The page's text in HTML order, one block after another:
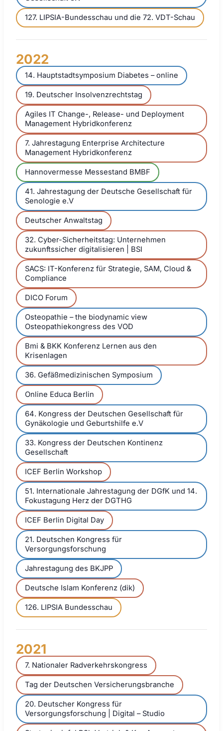
127. LIPSIA-Bundesschau und die 72. VDT-Schau
2022
14. Hauptstadtsymposium Diabetes – online
19. Deutscher Insolvenzrechtstag
Agiles IT Change-, Release- und Deployment
Management Hybridkonferenz
7. Jahrestagung Enterprise Architecture
Management Hybridkonferenz
Hannovermesse Messestand BMBF
41. Jahrestagung der Deutsche Gesellschaft für
Senologie e.V
Deutscher Anwaltstag
32. Cyber-Sicherheitstag: Unternehmen
zukunftssicher digitalisieren | BSI
SACS: IT-Konferenz für Strategie, SAM, Cloud &
Compliance
DICO Forum
Osteopathie – the biodynamic view
Osteopathiekongress des VOD
Bmi & BKK Konferenz Lernen aus den
Krisenlagen
36. Gefäßmedizinischen Symposium
Online Educa Berlin
64. Kongress der Deutschen Gesellschaft für
Gynäkologie und Geburtshilfe e.V
33. Kongress der Deutschen Kontinenz
Gesellschaft
ICEF Berlin Workshop
51. Internationale Jahrestagung der DGfK und 14.
Fokustagung Herz der DGTHG
ICEF Berlin Digital Day
21. Deutschen Kongress für
Versorgungsforschung
Jahrestagung des BKJPP
Deutsche Islam Konferenz (dik)
126. LIPSIA Bundesschau
2021
7. Nationaler Radverkehrskongress
Tag der Deutschen Versicherungsbranche
20. Deutscher Kongress für
Versorgungsforschung | Digital – Studio